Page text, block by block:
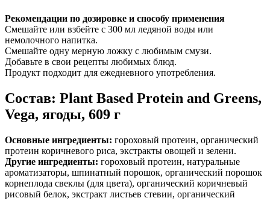
Рекомендации по дозировке и способу применения
Смешайте или взбейте с 300 мл ледяной воды или
немолочного напитка.
Смешайте одну мерную ложку с любимым смузи.
Добавьте в свои рецепты любимых блюд.
Продукт подходит для ежедневного употребления.
Состав: Plant Based Protein and Greens,
Vega, ягоды, 609 г
Основные ингредиенты: гороховый протеин, органический
протеин коричневого риса, экстракты овощей и зелени.
Другие ингредиенты: гороховый протеин, натуральные
ароматизаторы, шпинатный порошок, органический порошок
корнеплода свеклы (для цвета), органический коричневый
рисовый белок, экстракт листьев стевии, органический